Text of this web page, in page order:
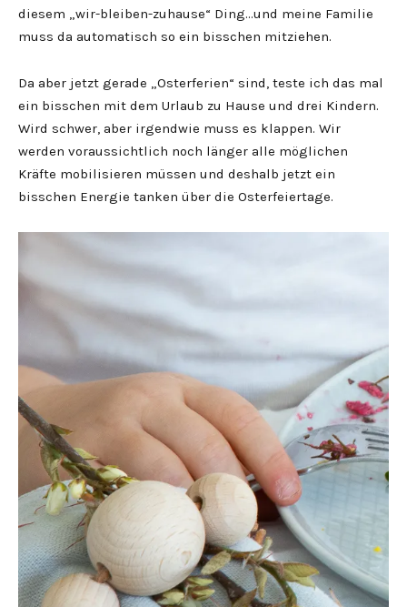
diesem „wir-bleiben-zuhause“ Ding…und meine Familie
muss da automatisch so ein bisschen mitziehen.
Da aber jetzt gerade „Osterferien“ sind, teste ich das mal
ein bisschen mit dem Urlaub zu Hause und drei Kindern.
Wird schwer, aber irgendwie muss es klappen. Wir
werden voraussichtlich noch länger alle möglichen
Kräfte mobilisieren müssen und deshalb jetzt ein
bisschen Energie tanken über die Osterfeiertage.